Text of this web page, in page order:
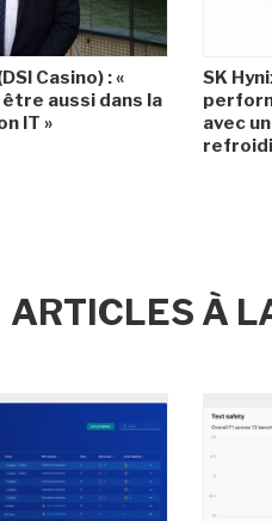
Casino) : «
aussi dans la
IT »
SK
avec
ARTICLES À